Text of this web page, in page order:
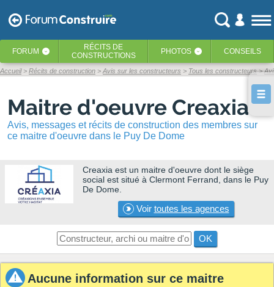
FORUM ‹ RÉCITS DE
CONSTRUCTIONS
PHOTOS ‹ CONSEILS
Accueil Récits de construction Avis sur les constructeurs Tous les constructeurs
Maitre d'oeuvre Creaxia
Avis, messages et récits de construction des membres sur
ce maitre d'oeuvre dans le Puy De Dome
Creaxia est un maitre d'oeuvre dont le siège
social est situé à Clermont Ferrand, dans le Puy
De Dome.
Voir toutes les agences
OK
Aucune information sur ce maitre